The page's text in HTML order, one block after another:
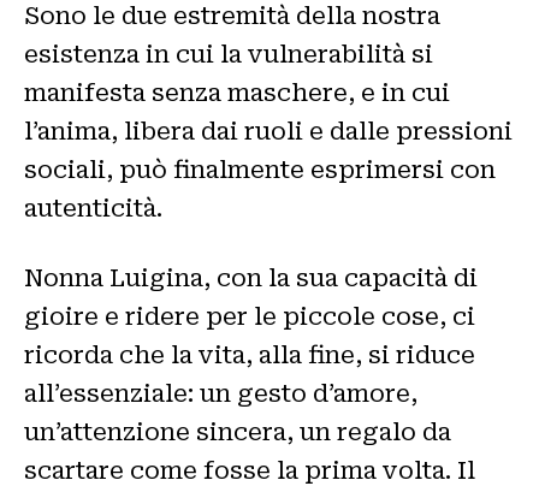
Sono le due estremità della nostra
esistenza in cui la vulnerabilità si
manifesta senza maschere, e in cui
l’anima, libera dai ruoli e dalle pressioni
sociali, può finalmente esprimersi con
autenticità.
Nonna Luigina, con la sua capacità di
gioire e ridere per le piccole cose, ci
ricorda che la vita, alla fine, si riduce
all’essenziale: un gesto d’amore,
un’attenzione sincera, un regalo da
scartare come fosse la prima volta. Il